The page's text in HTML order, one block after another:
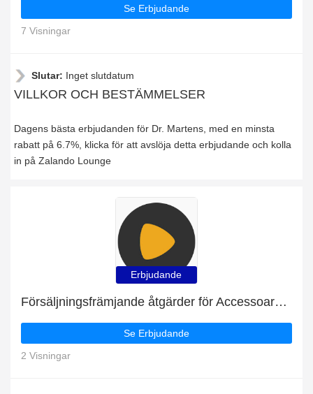
Se Erbjudande
7 Visningar
Slutar: Inget slutdatum
VILLKOR OCH BESTÄMMELSER
Dagens bästa erbjudanden för Dr. Martens, med en minsta
rabatt på 6.7%, klicka för att avslöja detta erbjudande och kolla
in på Zalando Lounge
Erbjudande
Försäljningsfrämjande åtgärder för Accessoarer - upp till 4% rabatt
Se Erbjudande
2 Visningar